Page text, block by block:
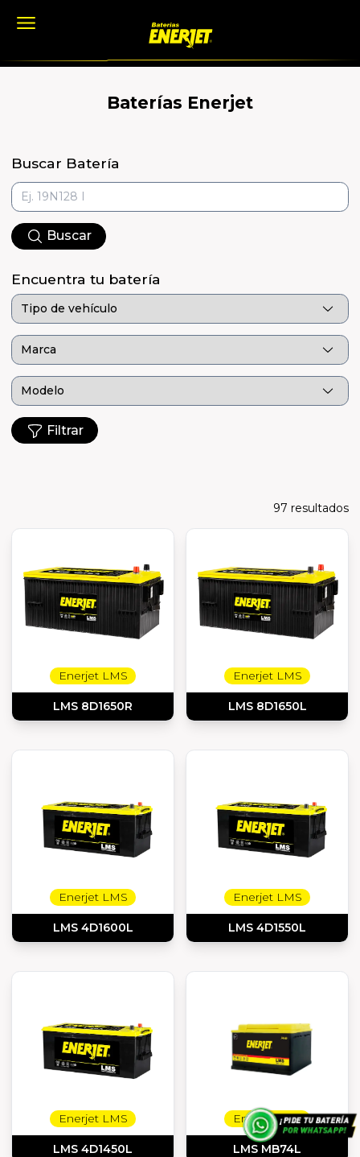
Baterías Enerjet
Buscar Batería
Buscar
Encuentra tu batería
Filtrar
97 resultados
Enerjet LMS
LMS 8D1650R
Enerjet LMS
LMS 8D1650L
Enerjet LMS
LMS 4D1600L
Enerjet LMS
LMS 4D1550L
Enerjet LMS
LMS 4D1450L
Enerjet LMS
LMS MB74L